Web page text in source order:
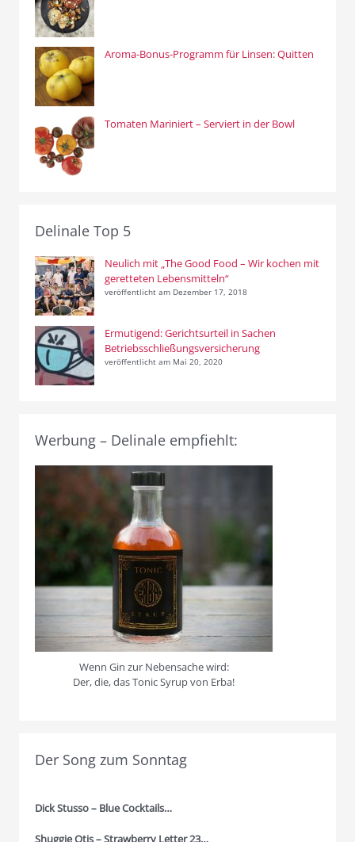
Aroma-Bonus-Programm für Linsen: Quitten
Tomaten Mariniert – Serviert in der Bowl
Delinale Top 5
Neulich mit „The Good Food – Wir kochen mit
geretteten Lebensmitteln“
veröffentlicht am Dezember 17, 2018
Ermutigend: Gerichtsurteil in Sachen
Betriebsschließungsversicherung
veröffentlicht am Mai 20, 2020
Werbung – Delinale empfiehlt:
Wenn Gin zur Nebensache wird:
Der, die, das Tonic Syrup von Erba!
Der Song zum Sonntag
Dick Stusso – Blue Cocktails…
Shuggie Otis – Strawberry Letter 23…